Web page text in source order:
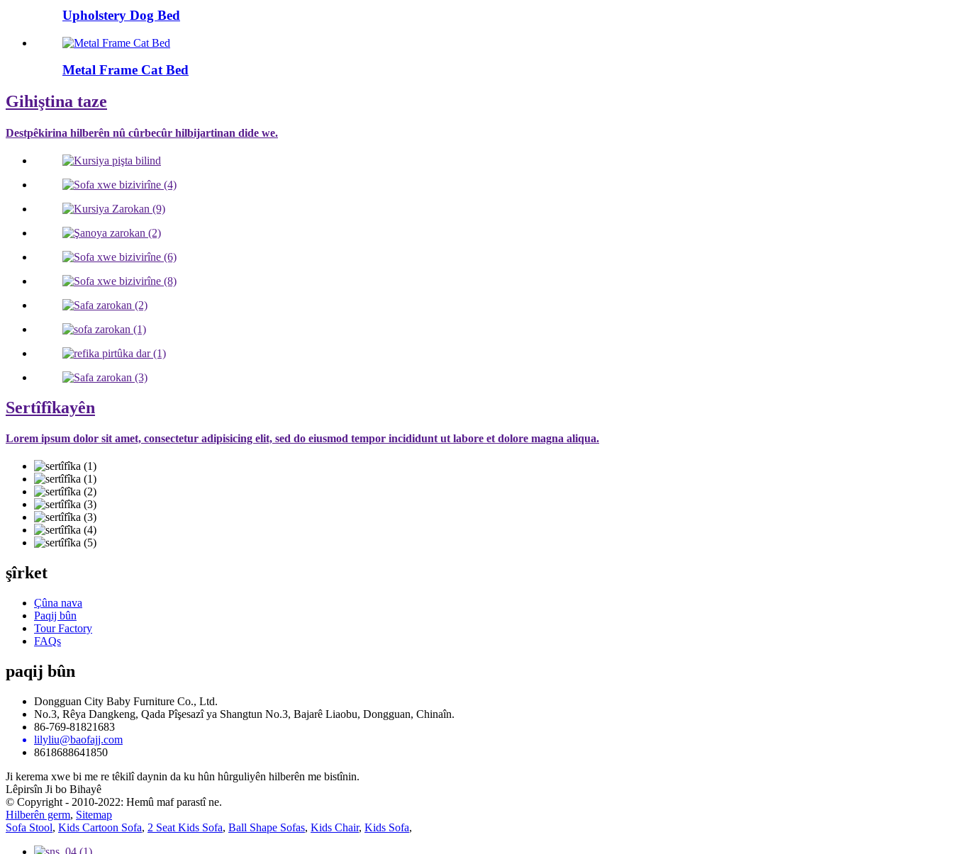
Upholstery Dog Bed
Metal Frame Cat Bed
Gihiştina taze
Destpêkirina hilberên nû cûrbecûr hilbijartinan dide we.
Sertîfîkayên
Lorem ipsum dolor sit amet, consectetur adipisicing elit, sed do eiusmod tempor incididunt ut labore et dolore magna aliqua.
şîrket
Çûna nava
Paqij bûn
Tour Factory
FAQs
paqij bûn
Dongguan City Baby Furniture Co., Ltd.
No.3, Rêya Dangkeng, Qada Pîşesazî ya Shangtun No.3, Bajarê Liaobu, Dongguan, Chinaîn.
86-769-81821683
lilyliu@baofajj.com
8618688641850
Ji kerema xwe bi me re têkilî daynin da ku hûn hûrguliyên hilberên me bistînin.
Lêpirsîn Ji bo Bihayê
© Copyright - 2010-2022: Hemû maf parastî ne.
Hilberên germ, Sitemap
Sofa Stool, Kids Cartoon Sofa, 2 Seat Kids Sofa, Ball Shape Sofas, Kids Chair, Kids Sofa,